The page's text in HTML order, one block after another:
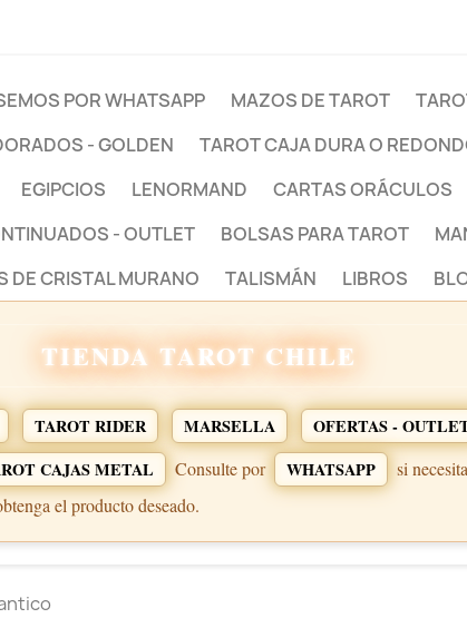
POR WHATSAPP MAZOS DE TAROT
- GOLDEN TAROT CAJA DURA O
EGIPCIOS LENORMAND
CARTAS ORÁCULOS
- OUTLET
BOLSAS PARA TAROT
DE CRISTAL MURANO TALISMÁN LIBROS
TIENDA TAROT CHILE
TAROT RIDER MARSELLA OFERTAS -
CAJAS METAL Consulte por WHATSAPP
si
el producto deseado.